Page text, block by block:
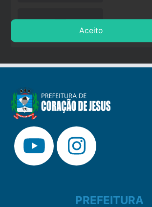
stop
PREFEITURA
Aceito